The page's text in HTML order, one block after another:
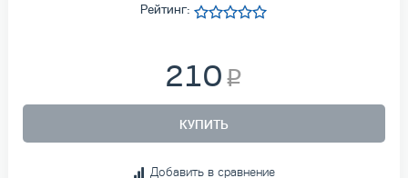
Рейтинг:
210
КУПИТЬ
Добавить в сравнение